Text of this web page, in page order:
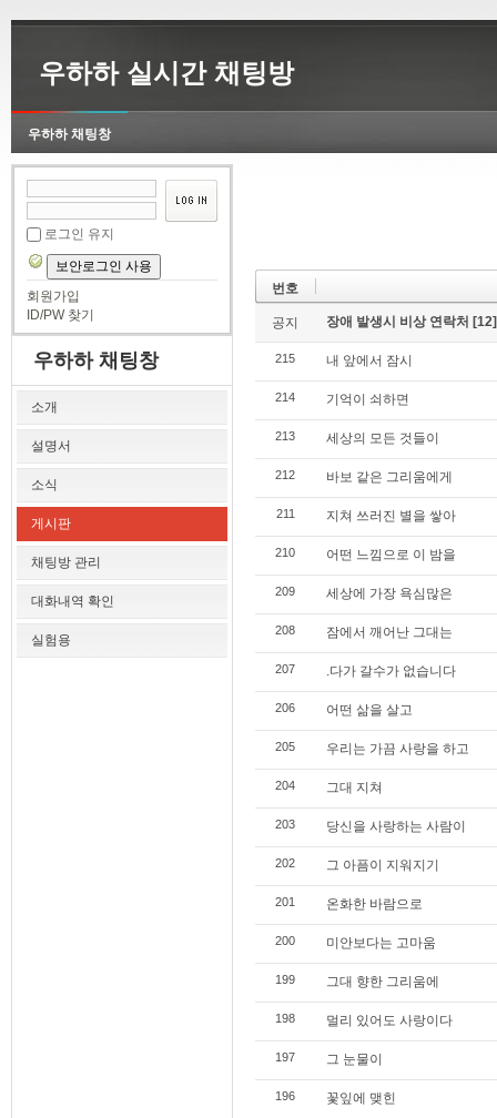
우하하 실시간 채팅방
우하하 채팅창
로그인 유지
보안로그인 사용
회원가입
ID/PW 찾기
우하하 채팅창
소개
설명서
소식
게시판
채팅방 관리
대화내역 확인
실험용
번호
공지 장애 발생시 비상 연락처 [12]
215 내 앞에서 잠시
214 기억이 쇠하면
213 세상의 모든 것들이
212 바보 같은 그리움에게
211 지쳐 쓰러진 별을 쌓아
210 어떤 느낌으로 이 밤을
209 세상에 가장 욕심많은
208 잠에서 깨어난 그대는
207 .다가 갈수가 없습니다
206 어떤 삶을 살고
205 우리는 가끔 사랑을 하고
204 그대 지쳐
203 당신을 사랑하는 사람이
202 그 아픔이 지워지기
201 온화한 바람으로
200 미안보다는 고마움
199 그대 향한 그리움에
198 멀리 있어도 사랑이다
197 그 눈물이
196 꽃잎에 맺힌